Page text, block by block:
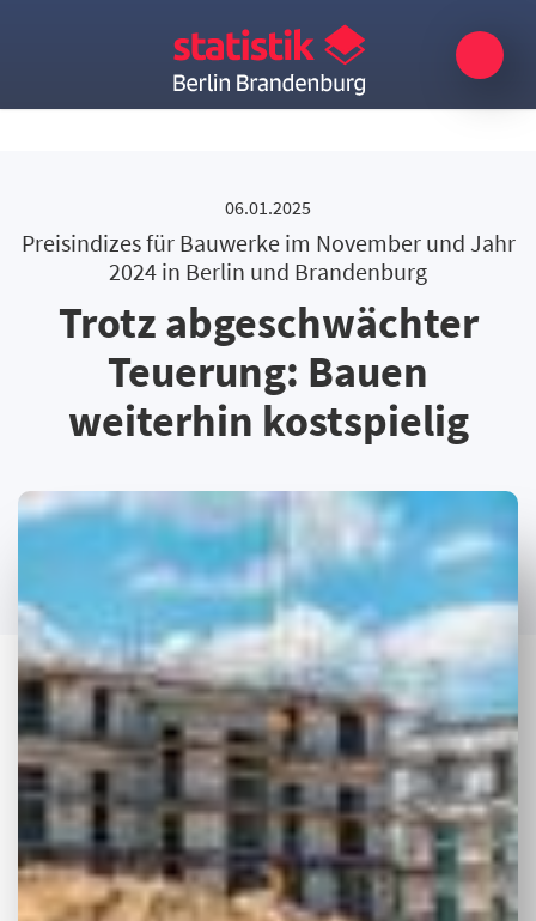
06.01.2025
Preisindizes für Bauwerke im November und Jahr
2024 in Berlin und Brandenburg
Trotz abgeschwächter
Teuerung: Bauen
weiterhin kostspielig